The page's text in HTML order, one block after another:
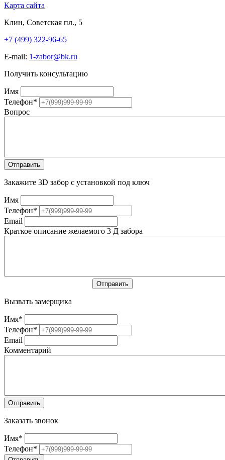
Карта сайта
Клин, Советская пл., 5
+7 (499) 322-96-65
E-mail: 1-zabor@bk.ru
Получить консультацию
Имя
Телефон*
Вопрос
Закажите 3D забор с установкой под ключ
Имя
Телефон*
Email
Краткое описание желаемого 3 Д забора
Вызвать замерщика
Имя*
Телефон*
Email
Комментарий
Заказать звонок
Имя*
Телефон*